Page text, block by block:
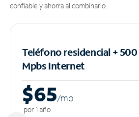
confiable y ahorra al combinarlo.
Teléfono residencial + 500
MpbsInternet
$65/mo
por 1 año